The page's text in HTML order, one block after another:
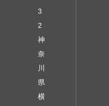
3
2
神
奈
川
県
横